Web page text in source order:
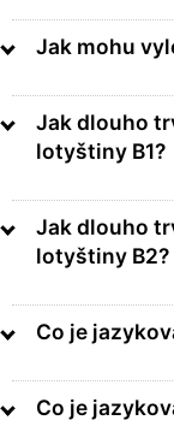
Jak mohu
Jak dlouho
lotyštiny B1?
Jak dlouho
lotyštiny B2?
Co je
Co je